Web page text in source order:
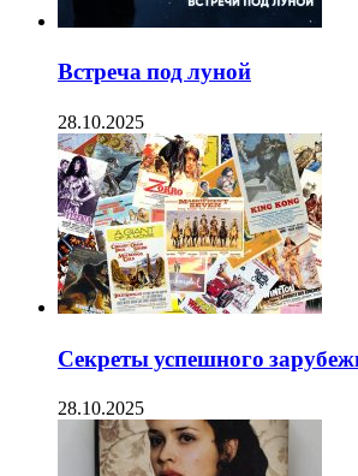
Встреча под луной
28.10.2025
Секреты успешного
28.10.2025